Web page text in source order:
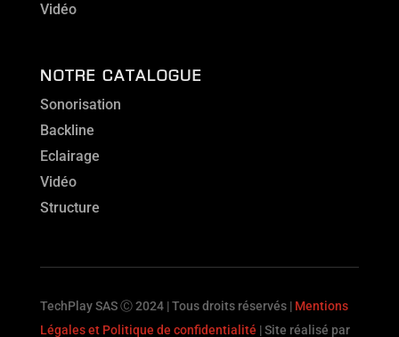
Vidéo
NOTRE CATALOGUE
Sonorisation
Backline
Eclairage
Vidéo
Structure
TechPlay SAS Ⓒ 2024 | Tous droits réservés | Mentions
Légales et Politique de confidentialité | Site réalisé par